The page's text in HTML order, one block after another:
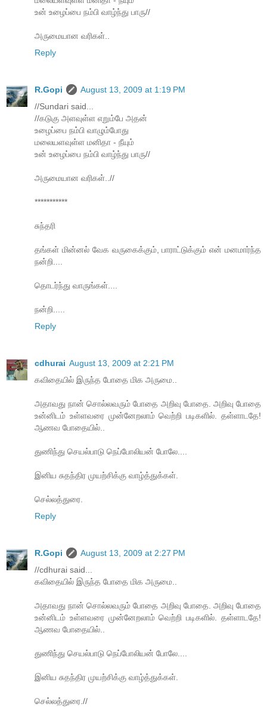
உன் உழைப்பை ந‌ம்பி வாழ்ந்து பாரு//
அருமையான வரிகள்..
Reply
R.Gopi
August 13, 2009 at 1:19 PM
//Sundari said...
//கடுகு அளவுள்ள எறும்பே அதன்
உழைப்பை நம்பி வாழும்போது
மலையளவுள்ள மனிதா - நீயும்
உன் உழைப்பை ந‌ம்பி வாழ்ந்து பாரு//
அருமையான வரிகள்..//
***********
சுந்தரி
தங்கள் மின்னல் வேக வருகைக்கும், பாராட்டுக்கும் என் மனமார்ந்த
நன்றி....
தொடர்ந்து வாருங்கள்....
நன்றி.....
Reply
cdhurai August 13, 2009 at 2:21 PM
கவிதையில் இருந்த போதை மிக அருமை..
அதாவது நான் சொல்லவரும் போதை அறிவு போதை. அறிவு போதை
உன்னிடம் உள்ளவரை முன்னேறலாம் வெற்றி படிகளில். தள்ளாடதே!
ஆணவ போதையில்..
துணிந்து செயல்பாடு நெப்போலியன் போலே....
இனிய சுதந்திர முயற்சிக்கு வாழ்த்துக்கள்.
செல்லத்துரை.
Reply
R.Gopi
August 13, 2009 at 2:27 PM
//cdhurai said...
கவிதையில் இருந்த போதை மிக அருமை..
அதாவது நான் சொல்லவரும் போதை அறிவு போதை. அறிவு போதை
உன்னிடம் உள்ளவரை முன்னேறலாம் வெற்றி படிகளில். தள்ளாடதே!
ஆணவ போதையில்..
துணிந்து செயல்பாடு நெப்போலியன் போலே....
இனிய சுதந்திர முயற்சிக்கு வாழ்த்துக்கள்.
செல்லத்துரை.//